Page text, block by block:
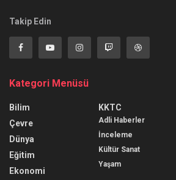
Takip Edin
Kategori Menüsü
Bilim
Çevre
Dünya
Eğitim
Ekonomi
KKTC
Adli Haberler
İnceleme
Kültür Sanat
Yaşam